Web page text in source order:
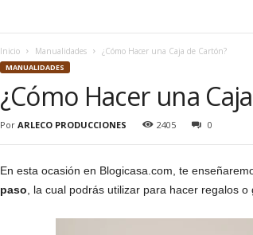
Inicio Manualidades ¿Cómo Hacer una Caja de Cartón?
MANUALIDADES
¿Cómo Hacer una
Por ARLECO PRODUCCIONES 2405 0
En esta ocasión en Blogicasa.com, te
paso , la cual podrás utilizar para hacer regalos o